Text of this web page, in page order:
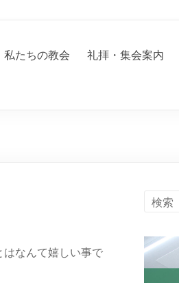
私たちの教会 礼拝・集会案内
なんて嬉しい事で